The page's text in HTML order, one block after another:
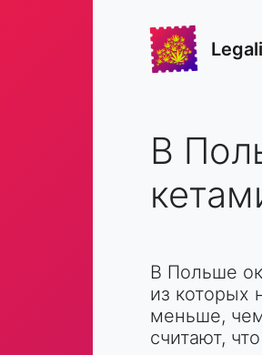
В
В Польше
из которых
меньше,
считают,